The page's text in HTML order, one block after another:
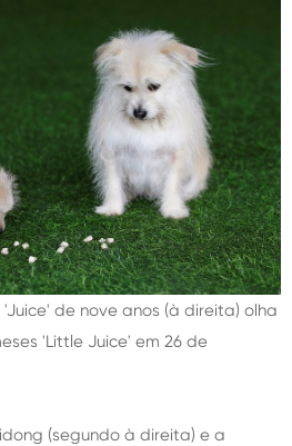
de nove anos (à direita) olha
'Little Juice' em 26 de
(segundo à direita) e a